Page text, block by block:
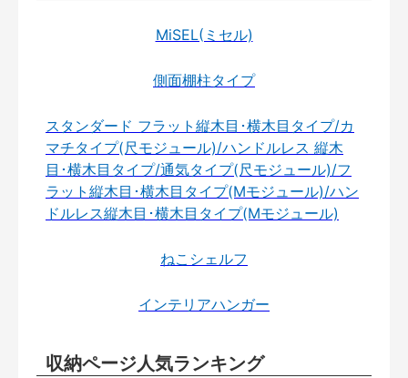
MiSEL(ミセル)
側面棚柱タイプ
スタンダード フラット縦木目･横木目タイプ/カ
マチタイプ(尺モジュール)/ハンドルレス 縦木
目･横木目タイプ/通気タイプ(尺モジュール)/フ
ラット縦木目･横木目タイプ(Mモジュール)/ハン
ドルレス縦木目･横木目タイプ(Mモジュール)
ねこシェルフ
インテリアハンガー
収納ページ人気ランキング